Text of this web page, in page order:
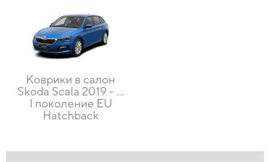
Коврики в салон
Skoda Scala 2019 - …
I поколение EU
Hatchback